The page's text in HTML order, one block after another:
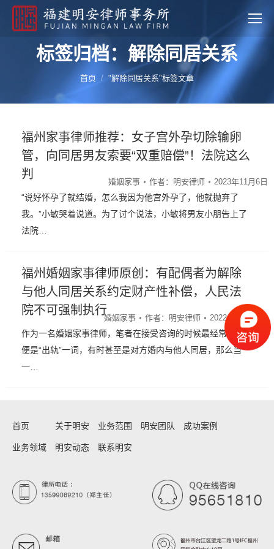
标签归档：解除同居关系
您的位置：
首页 "解除同居关系"标签文章
福州家事律师推荐：女子宫外孕切除输卵
管，向同居男友索要“双重赔偿”！法院这么
判
婚姻家事 作者： 明安律师 2023年11月6日
“说好怀孕了就结婚，怎么我因为他宫外孕了，他就抛弃了
我。”小敏哭着说道。为了讨个说法，小敏将男友小朋告上了
法院…
福州婚姻家事律师原创：有配偶者为解除
与他人同居关系约定财产性补偿，人民法
院不可强制执行
婚姻家事 作者： 明安律师 2022年10月11日
作为一名婚姻家事律师，笔者在接受咨询的时候最经常听到的
便是“出轨”一词，有时甚至是对方婚内与他人同居，那么当
一…
首页 关于明安 业务范围 明安团队 成功案例
业务领域 明安动态 联系明安